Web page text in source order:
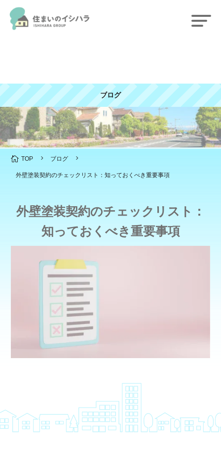
ブログ
 TOP 5 ブログ 5
外壁塗装契約のチェックリスト：知っておくべき重要事項
外壁塗装契約のチェックリスト：
知っておくべき重要事項